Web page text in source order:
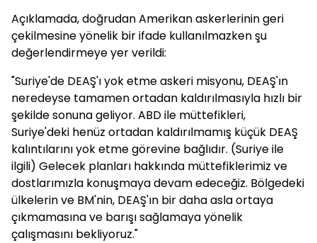
Açıklamada, doğrudan Amerikan askerlerinin geri
çekilmesine yönelik bir ifade kullanılmazken şu
değerlendirmeye yer verildi:
"Suriye'de DEAŞ'ı yok etme askeri misyonu, DEAŞ'ın
neredeyse tamamen ortadan kaldırılmasıyla hızlı bir
şekilde sonuna geliyor. ABD ile müttefikleri,
Suriye'deki henüz ortadan kaldırılmamış küçük DEAŞ
kalıntılarını yok etme görevine bağlıdır. (Suriye ile
ilgili) Gelecek planları hakkında müttefiklerimiz ve
dostlarımızla konuşmaya devam edeceğiz. Bölgedeki
ülkelerin ve BM'nin, DEAŞ'ın bir daha asla ortaya
çıkmamasına ve barışı sağlamaya yönelik
çalışmasını bekliyoruz."